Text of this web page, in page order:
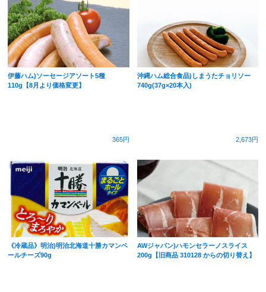
伊藤ハム)ソーセージアソート5種
110g【8月より価格変更】
365円
沖縄ハム総合食品)しまうたチョリソー
740g(37g×20本入)
2,673円
《冷蔵品》明治)明治北海道十勝カマンベ
ールチーズ90g
AWジャパン)ハモンセラーノスライス
200g【旧商品 310128 からの切り替え】